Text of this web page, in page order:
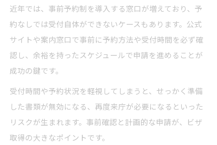
近年では、事前予約制を導入する窓口が増えており、予
約なしでは受付自体ができないケースもあります。公式
サイトや案内窓口で事前に予約方法や受付時間を必ず確
認し、余裕を持ったスケジュールで申請を進めることが
成功の鍵です。
受付時間や予約状況を軽視してしまうと、せっかく準備
した書類が無効になる、再度来庁が必要になるといった
リスクが生まれます。事前確認と計画的な申請が、ビザ
取得の大きなポイントです。